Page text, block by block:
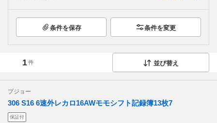
条件を保存 条件を変更
1件 並び替え
プジョー
306 S16 6速外レカロ16AWモモシフト記録簿13枚7
保証付